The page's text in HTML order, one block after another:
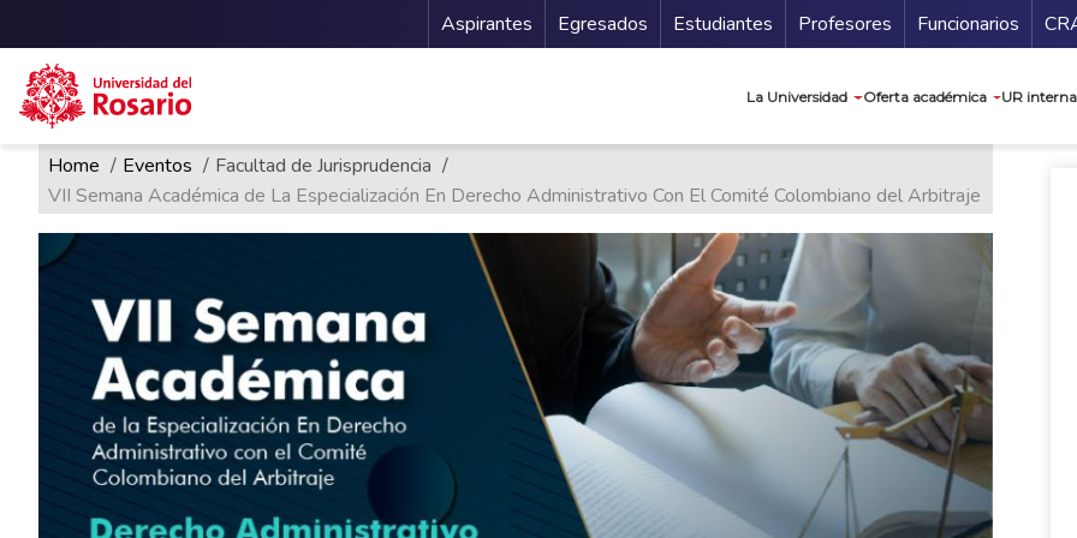
Pasar al contenido principal
Menu Secundario
Aspirantes Egresados Estudiantes Profesores Funcionarios
La Universidad Oferta académica UR
Ruta de navegación
Home Eventos
Facultad de Jurisprudencia
VII Semana Académica de La Especialización En Derecho Administrativo Con El Comité Colombiano del Arbitraje